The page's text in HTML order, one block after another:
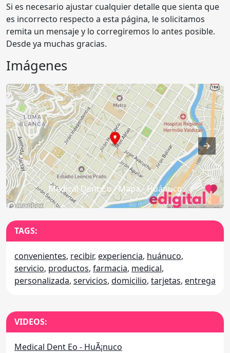
Si es necesario ajustar cualquier detalle que sienta que
es incorrecto respecto a esta página, le solicitamos
remita un mensaje y lo corregiremos lo antes posible.
Desde ya muchas gracias.
Imágenes
Medical Dent Eo - Mapa - Huánuco
TAGS:
convenientes, recibir, experiencia, huánuco,
servicio, productos, farmacia, medical,
personalizada, servicios, domicilio, tarjetas, entrega
VIDEOS:
Medical Dent Eo - HuÃ¡nuco